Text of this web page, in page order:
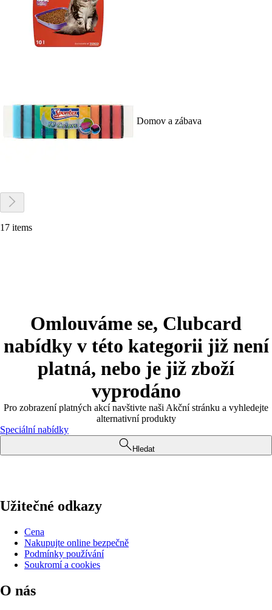
Domov a zábava
17 items
Omlouváme se, Clubcard
nabídky v této kategorii již není
platná, nebo je již zboží
vyprodáno
Pro zobrazení platných akcí navštivte naši Akční stránku a vyhledejte
alternativní produkty
Speciální nabídky
Hledat
Užitečné odkazy
Cena
Nakupujte online bezpečně
Podmínky používání
Soukromí a cookies
O nás